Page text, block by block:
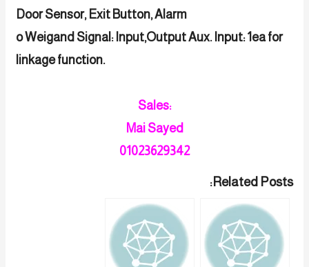
Door Sensor, Exit Button, Alarm
o Weigand Signal: Input,Output Aux. Input: 1ea for
linkagefunction.
Sales:
Mai Sayed
01023629342
Related Posts: